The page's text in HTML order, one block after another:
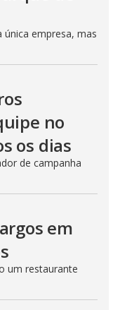
empresa, mas
no
os dias
de campanha
em
um restaurante